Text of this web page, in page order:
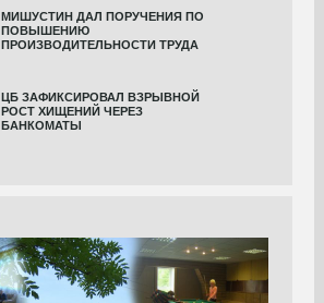
МИШУСТИН ДАЛ ПОРУЧЕНИЯ ПО
ПОВЫШЕНИЮ
ПРОИЗВОДИТЕЛЬНОСТИ ТРУДА
ЦБ ЗАФИКСИРОВАЛ ВЗРЫВНОЙ
РОСТ ХИЩЕНИЙ ЧЕРЕЗ
БАНКОМАТЫ